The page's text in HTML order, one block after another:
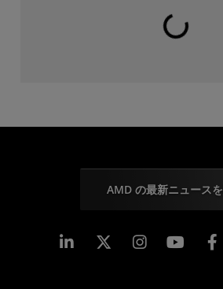
読み込み中...
AMD の最新ニュース
Linkedin Instagram